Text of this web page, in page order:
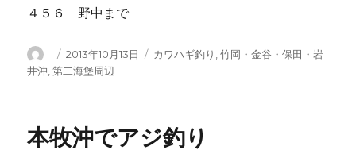
４５６ 野中まで
投
稿
投
稿
2013年10月13日
カ
カワハギ釣り ,竹岡・金谷・保田・岩
井沖 ,第二海堡周辺
本牧沖でアジ釣り